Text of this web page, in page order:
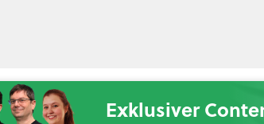
Exklusiver